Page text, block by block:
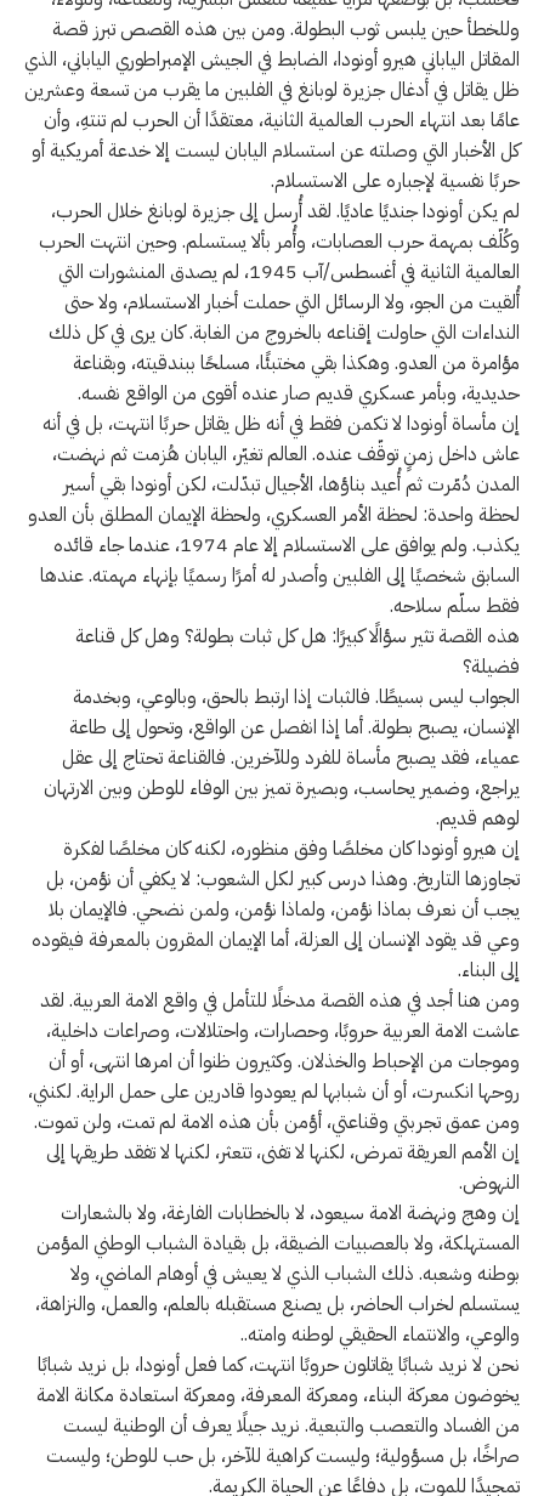
وللخطأ حين يلبس ثوب البطولة. ومن بين هذه القصص تبرز قصة
المقاتل الياباني هيرو أونودا، الضابط في الجيش الإمبراطوري الياباني، الذي
ظل يقاتل في أدغال جزيرة لوبانغ في الفلبين ما يقرب من تسعة وعشرين
عامًا بعد انتهاء الحرب العالمية الثانية، معتقدًا أن الحرب لم تنتهِ، وأن
كل الأخبار التي وصلته عن استسلام اليابان ليست إلا خدعة أمريكية أو
حربًا نفسية لإجباره على الاستسلام.
لم يكن أونودا جنديًا عاديًا. لقد أُرسل إلى جزيرة لوبانغ خلال الحرب،
وكُلّف بمهمة حرب العصابات، وأُمر بألا يستسلم. وحين انتهت الحرب
العالمية الثانية في أغسطس/آب 1945، لم يصدق المنشورات التي
أُلقيت من الجو، ولا الرسائل التي حملت أخبار الاستسلام، ولا حتى
النداءات التي حاولت إقناعه بالخروج من الغابة. كان يرى في كل ذلك
مؤامرة من العدو. وهكذا بقي مختبئًا، مسلحًا ببندقيته، وبقناعة
حديدية، وبأمر عسكري قديم صار عنده أقوى من الواقع نفسه.
إن مأساة أونودا لا تكمن فقط في أنه ظل يقاتل حربًا انتهت، بل في أنه
عاش داخل زمنٍ توقّف عنده. العالم تغيّر، اليابان هُزمت ثم نهضت،
المدن دُمّرت ثم أُعيد بناؤها، الأجيال تبدّلت، لكن أونودا بقي أسير
لحظة واحدة: لحظة الأمر العسكري، ولحظة الإيمان المطلق بأن العدو
يكذب. ولم يوافق على الاستسلام إلا عام 1974، عندما جاء قائده
السابق شخصيًا إلى الفلبين وأصدر له أمرًا رسميًا بإنهاء مهمته. عندها
فقط سلّم سلاحه.
هذه القصة تثير سؤالًا كبيرًا: هل كل ثبات بطولة؟ وهل كل قناعة
فضيلة؟
الجواب ليس بسيطًا. فالثبات إذا ارتبط بالحق، وبالوعي، وبخدمة
الإنسان، يصبح بطولة. أما إذا انفصل عن الواقع، وتحول إلى طاعة
عمياء، فقد يصبح مأساة للفرد وللآخرين. فالقناعة تحتاج إلى عقل
يراجع، وضمير يحاسب، وبصيرة تميز بين الوفاء للوطن وبين الارتهان
لوهم قديم.
إن هيرو أونودا كان مخلصًا وفق منظوره، لكنه كان مخلصًا لفكرة
تجاوزها التاريخ. وهذا درس كبير لكل الشعوب: لا يكفي أن نؤمن، بل
يجب أن نعرف بماذا نؤمن، ولماذا نؤمن، ولمن نضحي. فالإيمان بلا
وعي قد يقود الإنسان إلى العزلة، أما الإيمان المقرون بالمعرفة فيقوده
إلى البناء.
ومن هنا أجد في هذه القصة مدخلًا للتأمل في واقع الامة العربية. لقد
عاشت الامة العربية حروبًا، وحصارات، واحتلالات، وصراعات داخلية،
وموجات من الإحباط والخذلان. وكثيرون ظنوا أن امرها انتهى، أو أن
روحها انكسرت، أو أن شبابها لم يعودوا قادرين على حمل الراية. لكنني،
ومن عمق تجربتي وقناعتي، أؤمن بأن هذه الامة لم تمت، ولن تموت.
إن الأمم العريقة تمرض، لكنها لا تفنى، تتعثر، لكنها لا تفقد طريقها إلى
النهوض.
إن وهج ونهضة الامة سيعود، لا بالخطابات الفارغة، ولا بالشعارات
المستهلكة، ولا بالعصبيات الضيقة، بل بقيادة الشباب الوطني المؤمن
بوطنه وشعبه. ذلك الشباب الذي لا يعيش في أوهام الماضي، ولا
يستسلم لخراب الحاضر، بل يصنع مستقبله بالعلم، والعمل، والنزاهة،
والوعي، والانتماء الحقيقي لوطنه وامته..
نحن لا نريد شبابًا يقاتلون حروبًا انتهت، كما فعل أونودا، بل نريد شبابًا
يخوضون معركة البناء، ومعركة المعرفة، ومعركة استعادة مكانة الامة
من الفساد والتعصب والتبعية. نريد جيلًا يعرف أن الوطنية ليست
صراخًا، بل مسؤولية؛ وليست كراهية للآخر، بل حب للوطن؛ وليست
تمجيدًا للموت، بل دفاعًا عن الحياة الكريمة.